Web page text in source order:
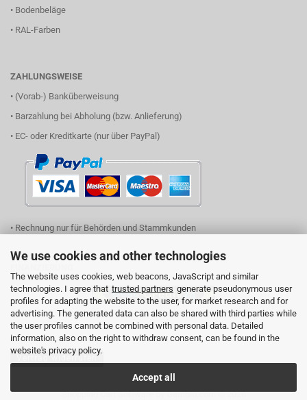
We use cookies and other technologies
The website uses cookies, web beacons, JavaScript and similar
technologies. I agree that trusted partners generate pseudonymous user
profiles for adapting the website to the user, for market research and for
advertising. The generated data can also be shared with third parties while
the user profiles cannot be combined with personal data. Detailed
information, also on the right to withdraw consent, can be found in the
website's privacy policy.
Accept all
• Bodenbeläge
• RAL-Farben
ZAHLUNGSWEISE
• (Vorab-) Banküberweisung
• Barzahlung bei Abholung (bzw. Anlieferung)
• EC- oder Kreditkarte (nur über PayPal)
• Rechnung nur für Behörden und Stammkunden
(einfach Logo anklicken und Ihren Finanzierungsbedarf eingeben)
Vertrag widerrufen
Shopping Cart Softwareby Gambio.com © 2026